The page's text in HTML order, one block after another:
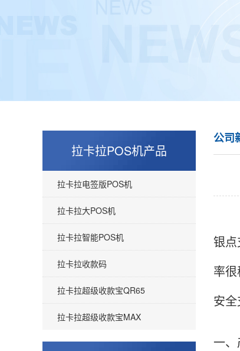
拉卡拉POS机产品
拉卡拉电签版POS机
拉卡拉大POS机
拉卡拉智能POS机
拉卡拉收款码
拉卡拉超级收款宝QR65
拉卡拉超级收款宝MAX
公司
银
率
安全
一